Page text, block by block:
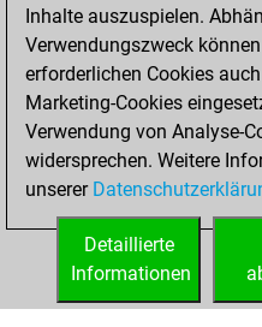
You
your
You
played
You
blitz
Inhalte auszuspielen.
Verwendungszweck
erforderlichen Cookies
Marketing-Cookies
Verwendung von Analyse-
widersprechen. Weitere
unserer
Detaillierte
Informationen